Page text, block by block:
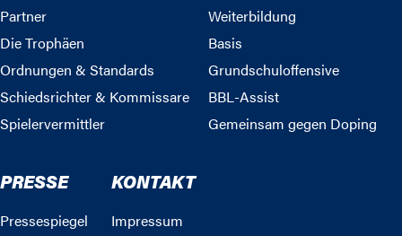
Partner
Die Trophäen
Ordnungen & Standards
Schiedsrichter & Kommissare
Spielervermittler
Weiterbildung
Basis
Grundschuloffensive
BBL-Assist
Gemeinsam gegen Doping
PRESSE
Pressespiegel
KONTAKT
Impressum